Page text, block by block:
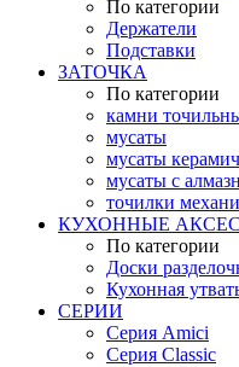
По категории
Держатели
Подставки
ЗАТОЧКА
По категории
камни
мусаты
мусаты
мусаты с
точилки
КУХОННЫЕ
По категории
Доски
Кухонная
СЕРИИ
Серия Amici
Серия Classic